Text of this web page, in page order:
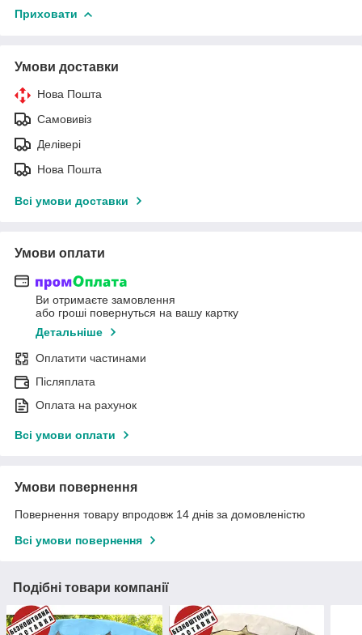
Приховати
Умови доставки
Нова Пошта
Самовивіз
Делівері
Нова Пошта
Всі умови доставки
Умови оплати
Ви отримаєте замовлення
або гроші повернуться на вашу картку
Детальніше
Оплатити частинами
Післяплата
Оплата на рахунок
Всі умови оплати
Умови повернення
Повернення товару впродовж 14 днів за домовленістю
Всі умови повернення
Подібні товари компанії